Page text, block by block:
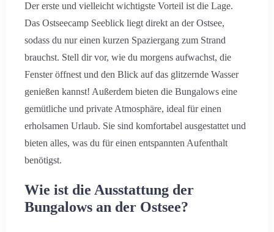
Der erste und vielleicht wichtigste Vorteil ist die Lage.
Das Ostseecamp Seeblick liegt direkt an der Ostsee,
sodass du nur einen kurzen Spaziergang zum Strand
brauchst. Stell dir vor, wie du morgens aufwachst, die
Fenster öffnest und den Blick auf das glitzernde Wasser
genießen kannst! Außerdem bieten die Bungalows eine
gemütliche und private Atmosphäre, ideal für einen
erholsamen Urlaub. Sie sind komfortabel ausgestattet und
bieten alles, was du für einen entspannten Aufenthalt
benötigst.
Wie ist die Ausstattung der
Bungalows an der Ostsee?